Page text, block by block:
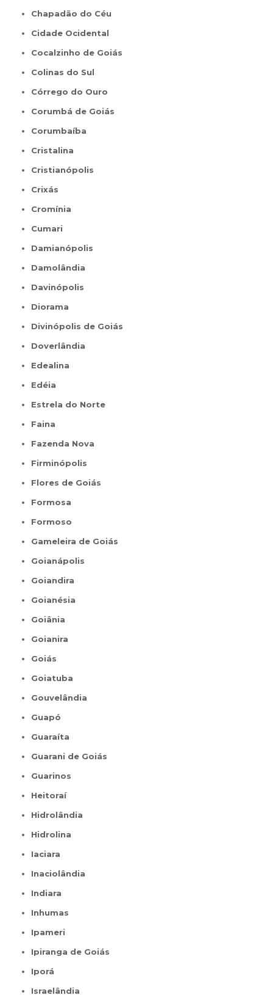
Chapadão do Céu
Cidade Ocidental
Cocalzinho de Goiás
Colinas do Sul
Córrego do Ouro
Corumbá de Goiás
Corumbaíba
Cristalina
Cristianópolis
Crixás
Cromínia
Cumari
Damianópolis
Damolândia
Davinópolis
Diorama
Divinópolis de Goiás
Doverlândia
Edealina
Edéia
Estrela do Norte
Faina
Fazenda Nova
Firminópolis
Flores de Goiás
Formosa
Formoso
Gameleira de Goiás
Goianápolis
Goiandira
Goianésia
Goiânia
Goianira
Goiás
Goiatuba
Gouvelândia
Guapó
Guaraíta
Guarani de Goiás
Guarinos
Heitoraí
Hidrolândia
Hidrolina
Iaciara
Inaciolândia
Indiara
Inhumas
Ipameri
Ipiranga de Goiás
Iporá
Israelândia